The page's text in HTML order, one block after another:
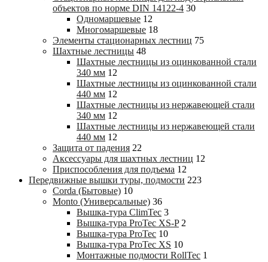
объектов по норме DIN 14122-4 30
Одномаршевые 12
Многомаршевые 18
Элементы стационарных лестниц 75
Шахтные лестницы 48
Шахтные лестницы из оцинкованной стали
340 мм 12
Шахтные лестницы из оцинкованной стали
440 мм 12
Шахтные лестницы из нержавеющей стали
340 мм 12
Шахтные лестницы из нержавеющей стали
440 мм 12
Защита от падения 22
Аксессуары для шахтных лестниц 12
Приспособления для подъема 12
Передвижные вышки туры, подмости 223
Corda (Бытовые) 10
Monto (Универсальные) 36
Вышка-тура ClimTec 3
Вышка-тура ProTec XS-P 2
Вышка-тура ProTec 10
Вышка-тура ProTec XS 10
Монтажные подмости RollTec 1